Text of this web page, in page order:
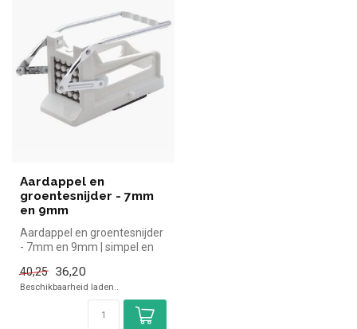
Aardappel en
groentesnijder - 7mm
en 9mm
Aardappel en groentesnijder
- 7mm en 9mm | simpel en
40,25
36,20
Beschikbaarheid laden..